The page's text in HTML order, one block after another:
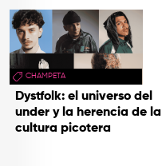
CHAMPETA
Dystfolk: el universo del
under y la herencia de la
cultura picotera